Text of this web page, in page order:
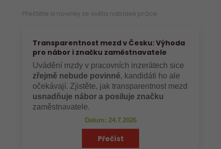
Přečtěte si novinky ze světa nabídek práce
Transparentnost mezd v Česku: Výhoda
pro nábor i značku zaměstnavatele
Uvádění mzdy v pracovních inzerátech sice
zřejmě nebude povinné, kandidáti ho ale
očekávají. Zjistěte, jak transparentnost mezd
usnadňuje nábor a posiluje značku
zaměstnavatele.
Datum: 24.7.2026
Přečíst